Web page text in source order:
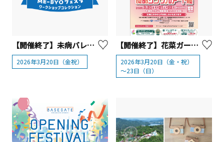
【開催終了】未病バレー ビオトピア「2026未病の日 スプリングチャレンジ in ビオトピア ～ME-BYOフェスタ・ワークショップコレクション～」【大井町】
2026年3月20日（金祝）
【開催終了】花菜ガーデン「食品サンプルアート展」【平塚市】
2026年3月20日（金・祝）
～23日（日）